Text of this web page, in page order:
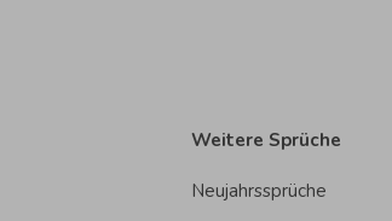
Weitere Sprüche
Neujahrssprüche